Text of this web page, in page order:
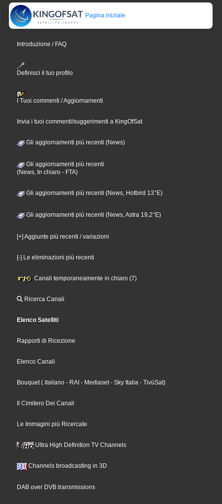
Pagina iniziale
Introduzione / FAQ
Definisci il tuo profilo
I Tuoi commenti / Aggiornamenti
Invia i tuoi commenti/suggerimenti a KingOfSat
Gli aggiornamenti più recenti (News)
Gli aggiornamenti più recenti
(News, In chiaro - FTA)
Gli aggiornamenti più recenti (News, Hotbird 13°E)
Gli aggiornamenti più recenti (News, Astra 19,2°E)
[+] Aggiunte più recenti / variazioni
[-] Le eliminazioni più recenti
Canali temporaneamente in chiaro (7)
Ricerca Canali
Elenco Satelliti
Rapporti di Ricezione
Elenco Canali
Bouquet ( Italiano - RAI - Mediaset - Sky Italia - TivùSat)
Il Cimitero Dei Canali
Le Immagini più Ricercate
Ultra High Definition TV Channels
Channels broadcasting in 3D
DAB over DVB transmissions